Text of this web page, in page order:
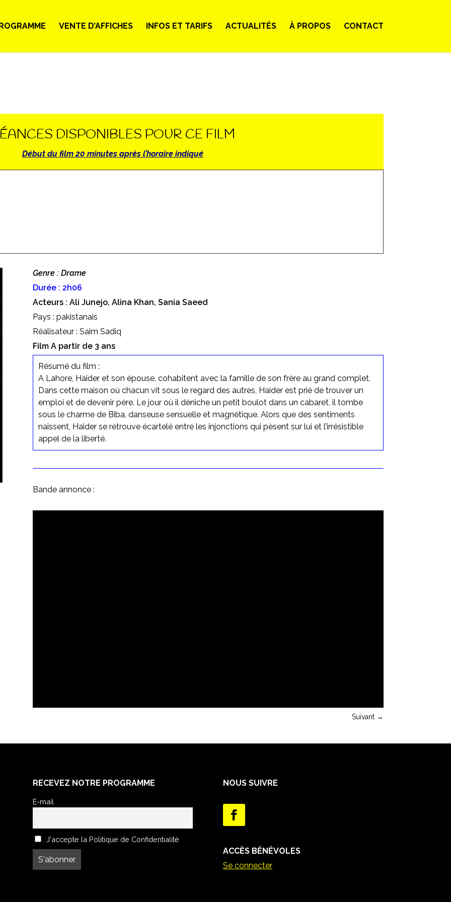
VENTE D’AFFICHES INFOS ET TARIFS ACTUALITÉS À PROPOS CONTACT
DISPONIBLES POUR CE FILM
Début du film 20 minutes après l’horaire indiqué
Genre : Drame
Durée : 2h06
Acteurs : Ali Junejo, Alina Khan, Sania Saeed
Pays : pakistanais
Réalisateur : Saim Sadiq
Film A partir de 3 ans
Résumé du film :
A Lahore, Haider et son épouse, cohabitent avec la famille de son frère au grand complet.
Dans cette maison où chacun vit sous le regard des autres, Haider est prié de trouver un
emploi et de devenir père. Le jour où il déniche un petit boulot dans un cabaret, il tombe
sous le charme de Biba, danseuse sensuelle et magnétique. Alors que des sentiments
naissent, Haider se retrouve écartelé entre les injonctions qui pèsent sur lui et l’irrésistible
appel de la liberté.
Bande annonce :
Suivant→
RECEVEZ NOTRE PROGRAMME
E-mail
J'accepte la Politique de Confidentialité
NOUS SUIVRE
ACCÈS BÉNÉVOLES
Se connecter